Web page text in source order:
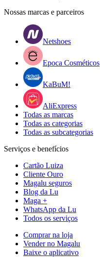
Nossas marcas e parceiros
Netshoes
Epoca Cosméticos
KaBuM!
AliExpress
Todas as marcas
Todas as categorias
Todas as subcategorias
Serviços e benefícios
Cartão Luiza
Cliente Ouro
Magalu seguros
Blog da Lu
Maga +
WhatsApp da Lu
Todos os serviços
Comprar na loja
Vender no Magalu
Baixe o aplicativo